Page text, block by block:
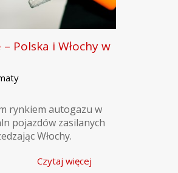
Polska i Włochy w
rynkiem autogazu w
pojazdów zasilanych
Włochy.
Czytaj więcej